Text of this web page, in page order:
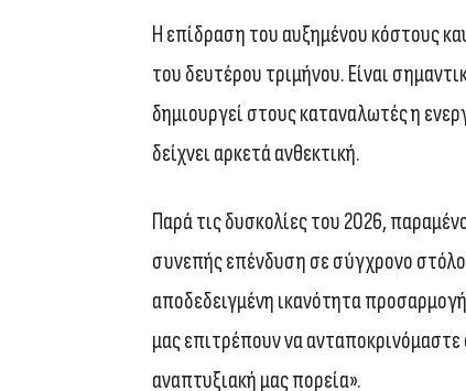
Η επίδραση του αυξημένου κόστους
του δευτέρου τριμήνου. Είναι
δημιουργεί στους καταναλωτές η
δείχνει αρκετά ανθεκτική.
Παρά τις δυσκολίες του 2026,
συνεπής επένδυση σε σύγχρονο
αποδεδειγμένη ικανότητα
μας επιτρέπουν να
αναπτυξιακή μας πορεία».